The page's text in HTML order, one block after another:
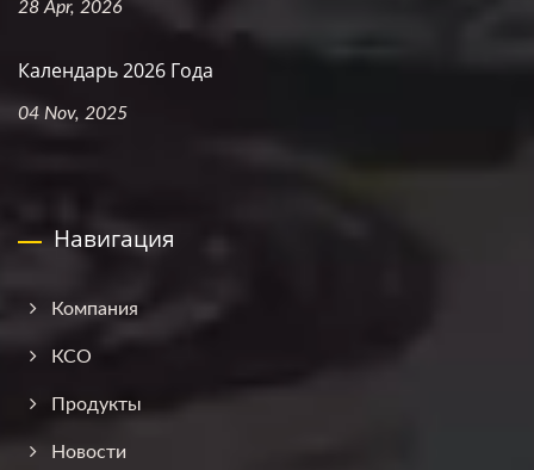
28 Apr, 2026
Календарь 2026 Года
04 Nov, 2025
Навигация
Компания
КСО
Продукты
Новости